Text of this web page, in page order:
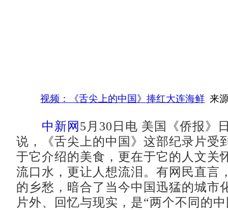
视频：《舌尖上的中国》捧红大连海鲜 来
中新网 5月30日电 美国《侨报》
说，《舌尖上的中国》这部纪录片受
于它介绍的美食，更在于它的人文关
流口水，更让人想流泪。有网民直言
的乡愁，暗合了当今中国迅猛的城市
片外、回忆与现实，是“两个不同的